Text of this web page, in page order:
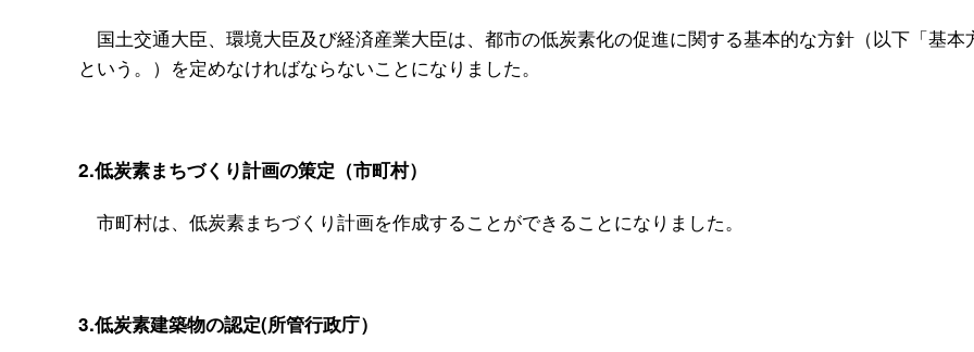
国土交通大臣、環境大臣及び経済産業大臣は、都市の低炭素化の促進に関する基本的な方針（以下「基本
という。）を定めなければならないことになりました。
2.低炭素まちづくり計画の策定（市町村）
市町村は、低炭素まちづくり計画を作成することができることになりました。
3.低炭素建築物の認定(所管行政庁）